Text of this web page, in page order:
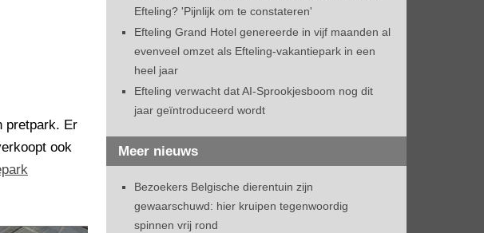
pretpark. Er
ook
Efteling? 'Pijnlijk om te constateren'
Efteling Grand Hotel genereerde in vijf maanden al
evenveel omzet als Efteling-vakantiepark in een
heel jaar
Efteling verwacht dat AI-Sprookjesboom nog dit
jaar geïntroduceerd wordt
Meer nieuws
Bezoekers Belgische dierentuin zijn
gewaarschuwd: hier kruipen tegenwoordig
spinnen vrij rond